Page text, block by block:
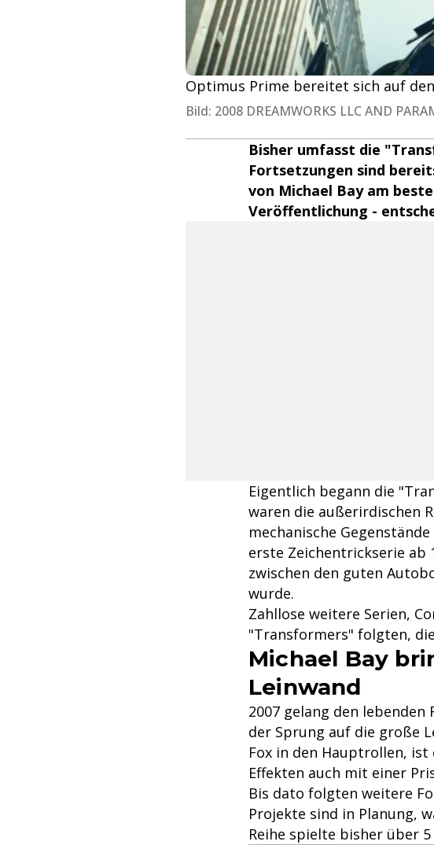
Optimus Prime bereitet sich auf
Bild: 2008 DREAMWORKS LLC AND
Bisher umfasst die
Fortsetzungen sind
von Michael Bay am
Veröffentlichung -
Eigentlich begann die
waren die außerirdischen
mechanische
erste Zeichentrickserie ab
zwischen den guten
wurde.
Zahllose weitere Serien,
"Transformers" folgten,
Michael Bay
Leinwand
2007 gelang den
der Sprung auf die große
Fox in den Hauptrollen,
Effekten auch mit einer
Bis dato folgten weitere
Projekte sind in Planung,
Reihe spielte bisher über